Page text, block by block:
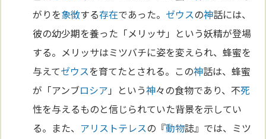
がりを象徴する存在であった。 ゼウスの神話には、
彼の幼少期を養った「メリッサ」という妖精が登場
する。メリッサはミツバチに姿を変えられ、蜂蜜を
与えてゼウスを育てたとされる。この神話は、蜂蜜
が「アンブロシア 」という神々の食物であり、不死
性を与えるものと信じられていた背景を示してい
る。また、 アリストテレスの『動物誌』では、ミツ